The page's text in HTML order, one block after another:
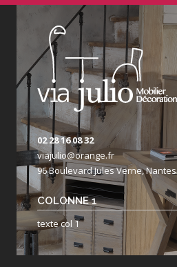
02 28 16 08 32
viajulio@orange.fr
96 Boulevard Jules Verne, Nantes
COLONNE 1
texte col 1